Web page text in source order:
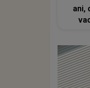
ani,